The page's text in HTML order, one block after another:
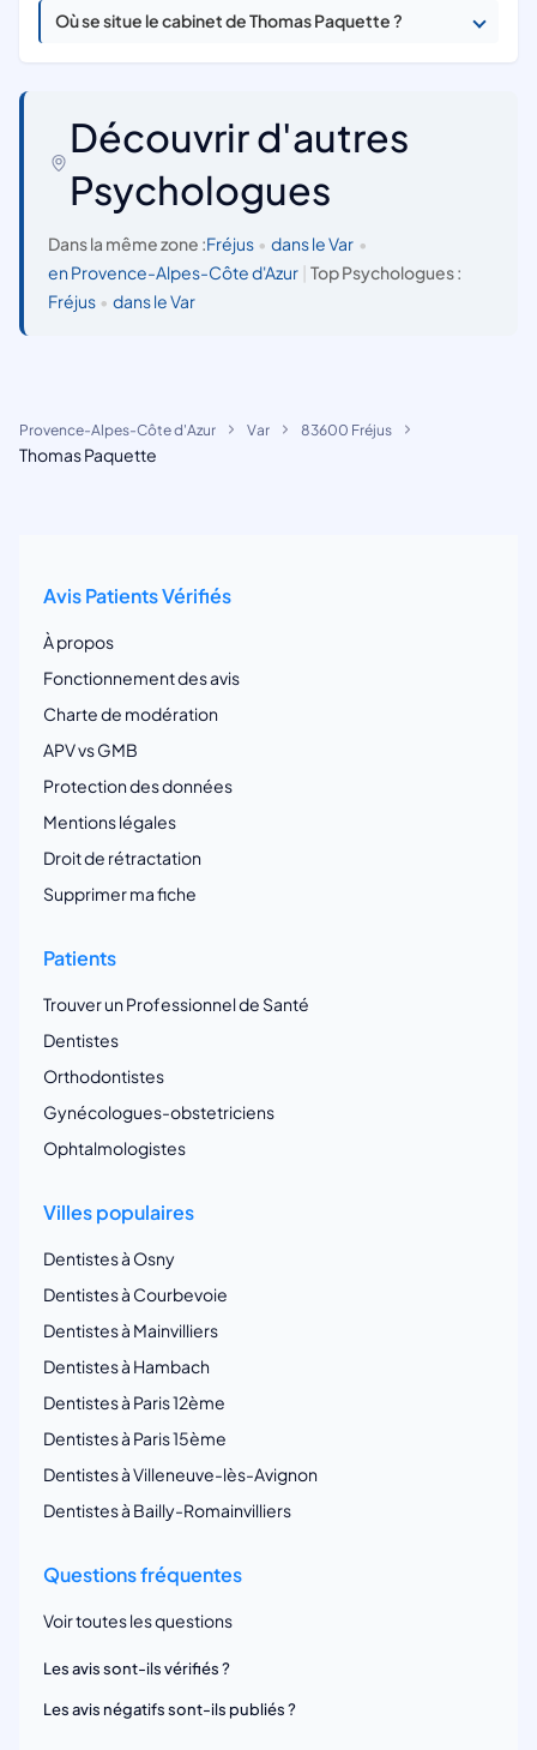
Où se situe le cabinet de Thomas Paquette ?
Découvrir d'autres
Psychologues
Dans la même zone :Fréjus • dans le Var •
en Provence-Alpes-Côte d'Azur
Top Psychologues :
Fréjus • dans le Var
Provence-Alpes-Côte d'Azur Var 83600 Fréjus
Thomas Paquette
Avis Patients Vérifiés
À propos
Fonctionnement des avis
Charte de modération
APV vs GMB
Protection des données
Mentions légales
Droit de rétractation
Supprimer ma fiche
Patients
Trouver un Professionnel de Santé
Dentistes
Orthodontistes
Gynécologues-obstetriciens
Ophtalmologistes
Villes populaires
Dentistes à Osny
Dentistes à Courbevoie
Dentistes à Mainvilliers
Dentistes à Hambach
Dentistes à Paris 12ème
Dentistes à Paris 15ème
Dentistes à Villeneuve-lès-Avignon
Dentistes à Bailly-Romainvilliers
Questions fréquentes
Voir toutes les questions
Les avis sont-ils vérifiés ?
Les avis négatifs sont-ils publiés ?